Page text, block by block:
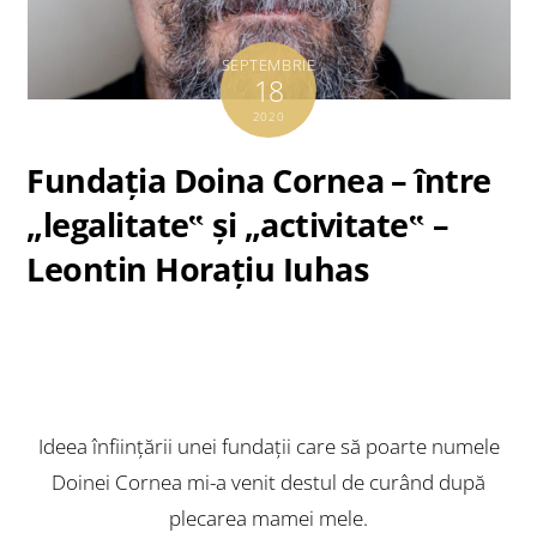
SEPTEMBRIE
18
2020
Fundaţia Doina Cornea – între
„legalitate‟ şi „activitate‟ –
Leontin Horaţiu Iuhas
Ideea înfiinţării unei fundaţii care să poarte numele
Doinei Cornea mi-a venit destul de curând după
plecarea mamei mele.